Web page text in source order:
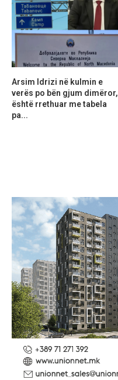
Arsim Idrizi në kulmin e
verës po bën gjum dimëror,
është rrethuar me tabela
pa...